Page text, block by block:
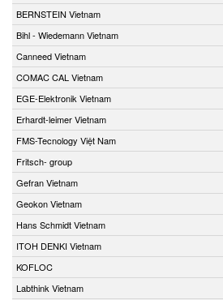
BERNSTEIN Vietnam
Bihl - Wiedemann Vietnam
Canneed Vietnam
COMAC CAL Vietnam
EGE-Elektronik Vietnam
Erhardt-leimer Vietnam
FMS-Tecnology Việt Nam
Fritsch- group
Gefran Vietnam
Geokon Vietnam
Hans Schmidt Vietnam
ITOH DENKI Vietnam
KOFLOC
Labthink Vietnam